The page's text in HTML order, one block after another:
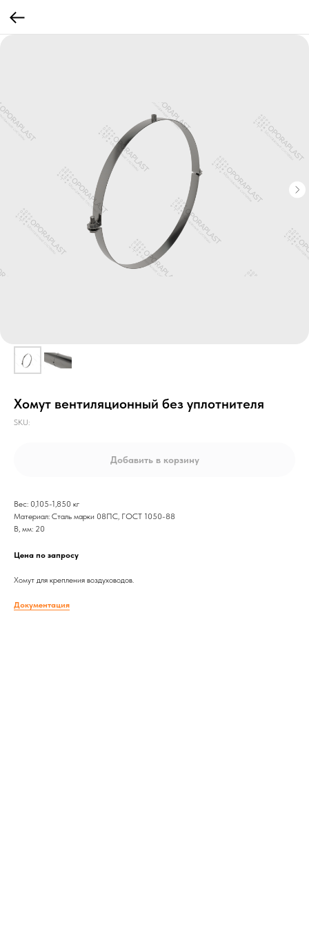
Хомут вентиляционный без уплотнителя
SKU:
Добавить в корзину
Вес: 0,105-1,850 кг
Материал: Сталь марки 08ПС, ГОСТ 1050-88
B, мм: 20
Цена по запросу
Хомут для крепления воздуховодов.
Документация